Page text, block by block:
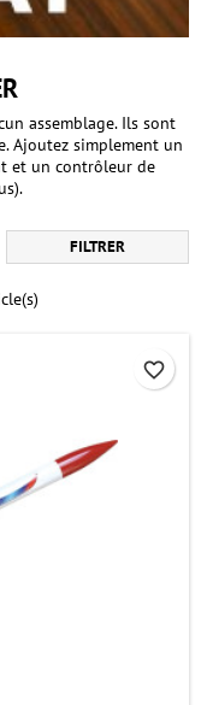
assemblage. Ils sont
Ajoutez simplement un
et un contrôleur de
FILTRER
favorite_border